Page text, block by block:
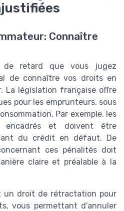
Connaître
de retard que vous jugez
de connaître vos droits en
La législation française offre
pour les emprunteurs, sous
Par exemple, les
et doivent être
du crédit en défaut. De
ces pénalités doit
claire et préalable à la
un droit de rétractation pour
vous permettant d'annuler